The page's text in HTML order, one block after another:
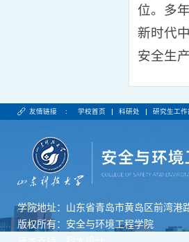
位。多
新时代
安全生
友情链接 : 学校首页 科研处 研究生工作
学院地址：山东省青岛市黄岛区前湾港
版权所有：安全与环境工程学院